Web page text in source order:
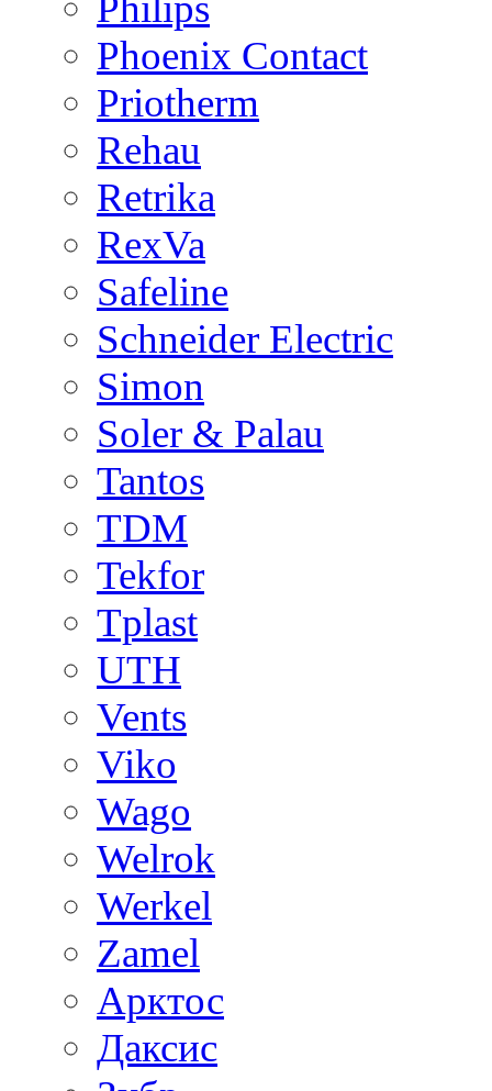
Phoenix Contact
Priotherm
Rehau
Retrika
RexVa
Safeline
Schneider Electric
Simon
Soler & Palau
Tantos
TDM
Tekfor
Tplast
UTH
Vents
Viko
Wago
Welrok
Werkel
Zamel
Арктос
Даксис